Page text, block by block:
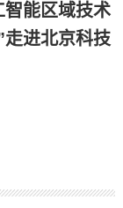
智能区域技术
走进北京科技